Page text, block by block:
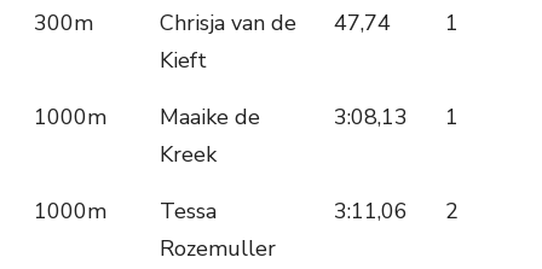
300m
Chrisja van de
Kieft
47,74 1
1000m
Maaike de
Kreek
3:08,13 1
1000m
Tessa
Rozemuller
3:11,06 2